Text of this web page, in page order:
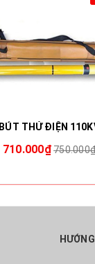
BÚT THỬ ĐIỆN
710.000₫ 750.000₫